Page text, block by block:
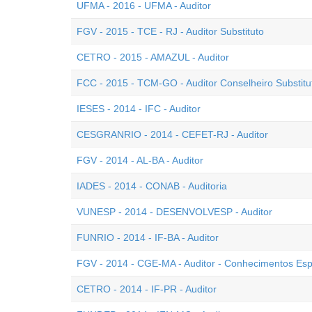
UFMA - 2016 - UFMA - Auditor
FGV - 2015 - TCE - RJ - Auditor Substituto
CETRO - 2015 - AMAZUL - Auditor
FCC - 2015 - TCM-GO - Auditor Conselheiro
IESES - 2014 - IFC - Auditor
CESGRANRIO - 2014 - CEFET-RJ - Auditor
FGV - 2014 - AL-BA - Auditor
IADES - 2014 - CONAB - Auditoria
VUNESP - 2014 - DESENVOLVESP - Auditor
FUNRIO - 2014 - IF-BA - Auditor
FGV - 2014 - CGE-MA - Auditor - Conhecimentos
CETRO - 2014 - IF-PR - Auditor